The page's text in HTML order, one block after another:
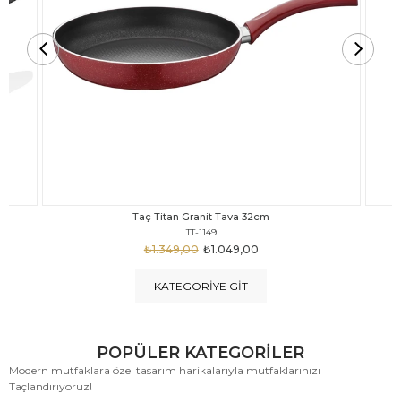
Taç Titan Granit Tava 30cm
TT-1148
₺999,00
₺1.875,00
KATEGORIYE GIT
POPÜLER KATEGORİLER
Modern mutfaklara özel tasarım harikalarıyla mutfaklarınızı
Taçlandırıyoruz!